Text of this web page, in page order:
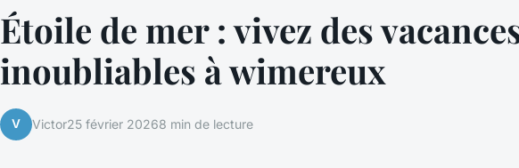
Étoile de mer : vivez des
inoubliables à wimereux
V Victor25 février 20268 min de lecture